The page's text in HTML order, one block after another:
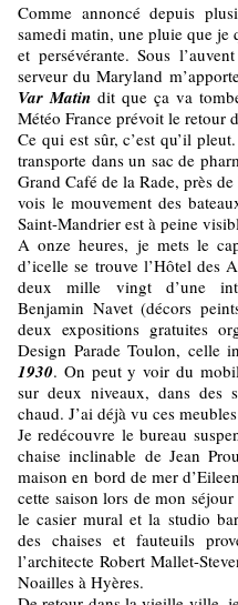
Comme annoncé depuis
samedi matin, une pluie que
et persévérante. Sous
serveur du Maryland
Var Matindit que ça va
Météo France prévoit le retour
Ce qui est sûr, c’est qu’il
transporte dans un sac de
Grand Café de la Rade, près
vois le mouvement des
Saint-Mandrier est à peine
A onze heures, je mets le
d’icelle se trouve l’Hôtel des
deux mille vingt d’une
Benjamin Navet (décors
deux expositions gratuites
Design Parade Toulon, celle
1930. On peut y voir du
sur deux niveaux, dans des
chaud. J’ai déjà vu ces
Je redécouvre le bureau
chaise inclinable de Jean
maison en bord de mer
cette saison lors de mon
le casier mural et la studio
des chaises et fauteuils
l’architecte Robert Mallet-
Noailles à Hyères.